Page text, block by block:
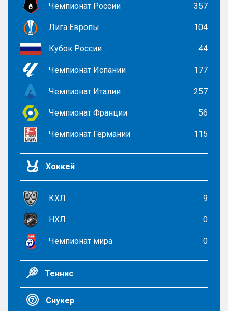
Чемпионат России 357
Лига Европы 104
Кубок России 44
Чемпионат Испании 177
Чемпионат Италии 257
Чемпионат Франции 56
Чемпионат Германии 115
Хоккей
КХЛ 9
НХЛ 0
Чемпионат мира 0
Теннис
Снукер